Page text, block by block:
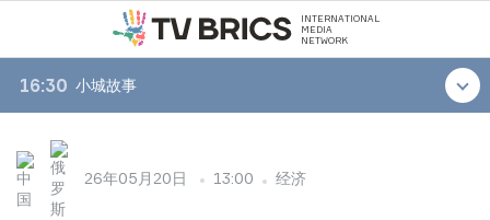
INTERNATIONAL
MEDIA
NETWORK
16:30 小城故事
26年05月20日 13:00 经济